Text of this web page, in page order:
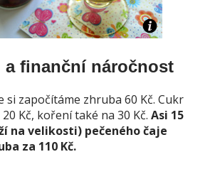
a finanční náročnost
si započítáme zhruba 60 Kč. Cukr
Kč, koření také na 30 Kč. Asi 15
na velikosti) pečeného čaje
za 110 Kč.